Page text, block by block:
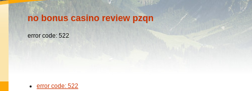
no bonus casino review pzqn
error code: 522
error code: 522